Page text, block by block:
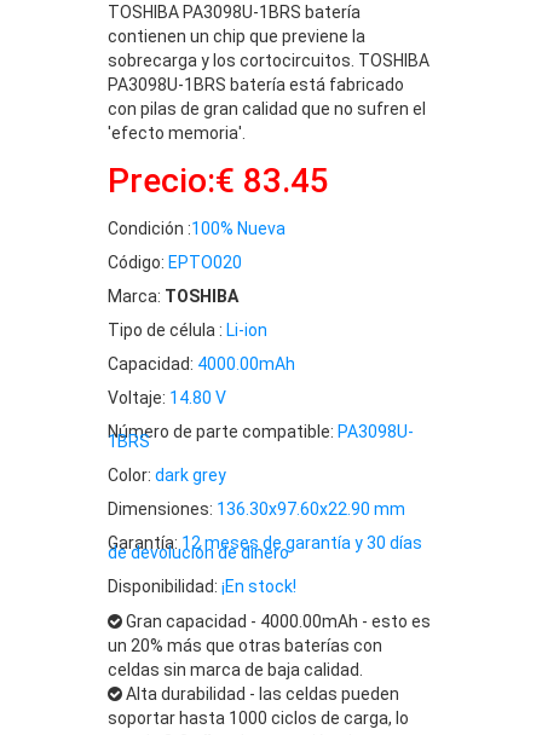
TOSHIBA PA3098U-1BRS batería
contienen un chip que previene la
sobrecarga y los cortocircuitos. TOSHIBA
PA3098U-1BRS batería está fabricado
con pilas de gran calidad que no sufren el
'efecto memoria'.
Precio:€ 83.45
Condición :100% Nueva
Código: EPTO020
Marca: TOSHIBA
Tipo de célula : Li-ion
Capacidad: 4000.00mAh
Voltaje: 14.80 V
Número de parte compatible: PA3098U-
1BRS
Color: dark grey
Dimensiones: 136.30x97.60x22.90 mm
Garantía: 12 meses de garantía y 30 días
de devolución de dinero
Disponibilidad: ¡En stock!
Gran capacidad - 4000.00mAh - esto es
un 20% más que otras baterías con
celdas sin marca de baja calidad.
Alta durabilidad - las celdas pueden
soportar hasta 1000 ciclos de carga, lo